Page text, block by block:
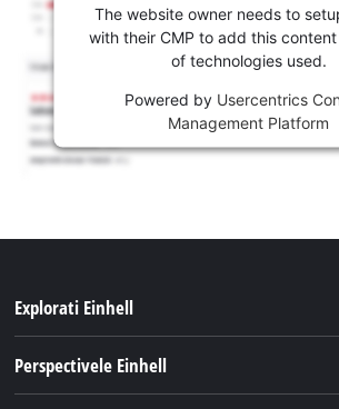
The website owner needs to
with their CMP to add this
of technologies used.
Powered by Usercentrics
Management Platform
Explorati Einhell
Perspectivele Einhell